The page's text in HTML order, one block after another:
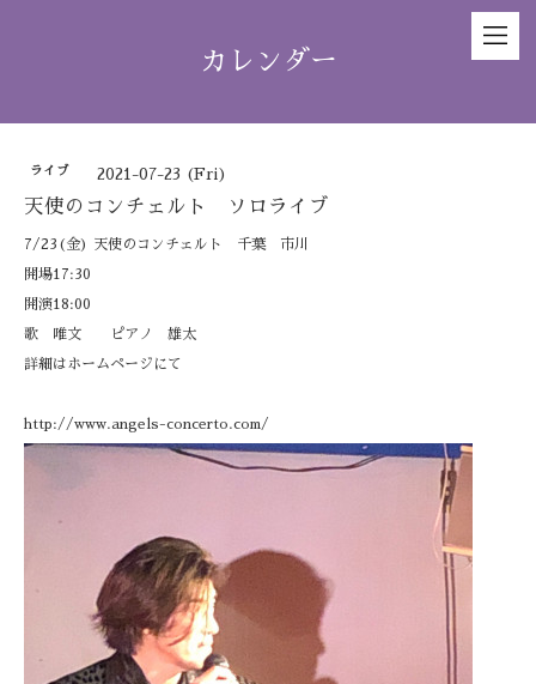
カレンダー
ライブ 2021-07-23 (Fri)
天使のコンチェルト ソロライブ
7/23(金) 天使のコンチェルト 千葉 市川
開場17:30
開演18:00
歌 唯文 ピアノ 雄太
詳細はホームページにて
http://www.angels-concerto.com/